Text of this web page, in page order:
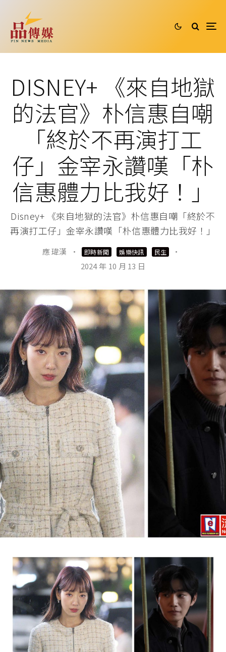
DISNEY+ 《來自地獄
的法官》朴信惠自嘲
「終於不再演打工
仔」金宰永讚嘆「朴
信惠體力比我好！」
Disney+ 《來自地獄的法官》朴信惠自嘲「終於不
再演打工仔」金宰永讚嘆「朴信惠體力比我好！」
應 瑋漢 · 即時新聞 娛樂快訊 民生
·
2024 年 10 月 13 日